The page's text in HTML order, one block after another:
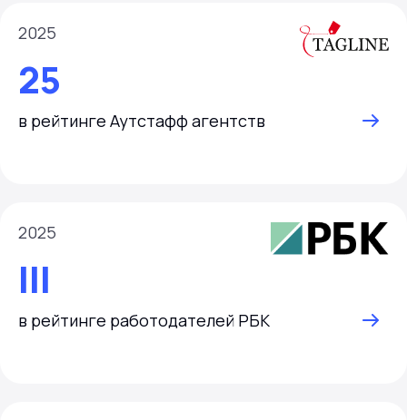
2025
25
в рейтинге Аутстафф агентств
2025
III
в рейтинге работодателей РБК